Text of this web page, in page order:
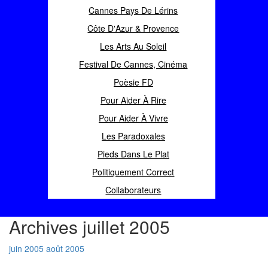
Cannes Pays De Lérins
Côte D'Azur & Provence
Les Arts Au Soleil
Festival De Cannes, Cinéma
Poèsie FD
Pour Aider À Rire
Pour Aider À Vivre
Les Paradoxales
Pieds Dans Le Plat
Politiquement Correct
Collaborateurs
Archives juillet 2005
juin 2005 août 2005